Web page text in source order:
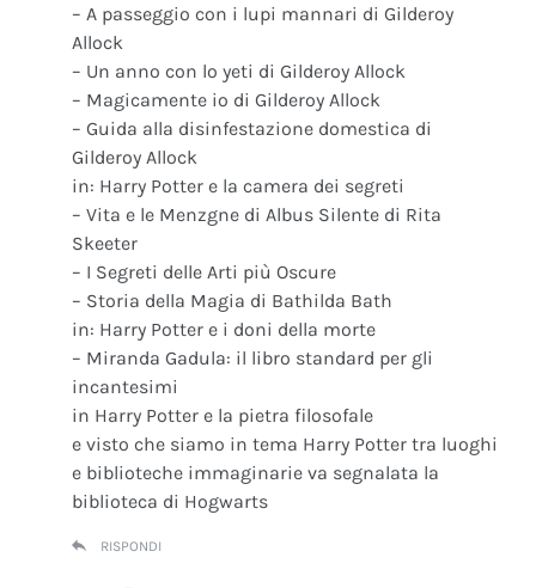
– A passeggio con i lupi mannari di Gilderoy
Allock
– Un anno con lo yeti di Gilderoy Allock
– Magicamente io di Gilderoy Allock
– Guida alla disinfestazione domestica di
Gilderoy Allock
in: Harry Potter e la camera dei segreti
– Vita e le Menzgne di Albus Silente di Rita
Skeeter
– I Segreti delle Arti più Oscure
– Storia della Magia di Bathilda Bath
in: Harry Potter e i doni della morte
– Miranda Gadula: il libro standard per gli
incantesimi
in Harry Potter e la pietra filosofale
e visto che siamo in tema Harry Potter tra luoghi
e biblioteche immaginarie va segnalata la
biblioteca di Hogwarts
RISPONDI